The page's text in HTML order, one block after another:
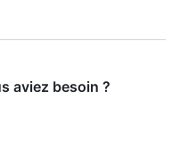
aviez besoin ?